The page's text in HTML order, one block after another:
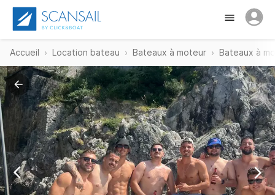
Accueil Location bateau Bateaux à moteur Bateaux à